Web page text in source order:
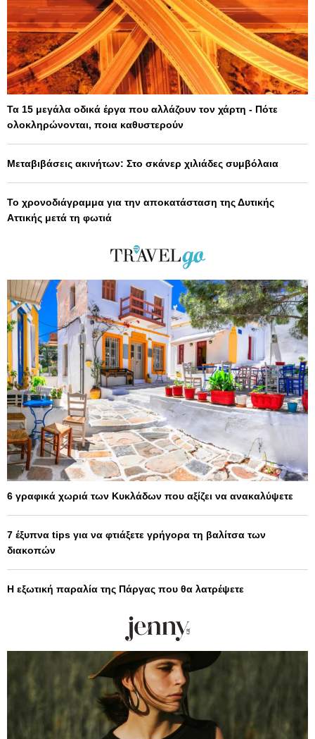
Τα 15 μεγάλα οδικά έργα που αλλάζουν τον χάρτη - Πότε
ολοκληρώνονται, ποια καθυστερούν
Μεταβιβάσεις ακινήτων: Στο σκάνερ χιλιάδες συμβόλαια
Το χρονοδιάγραμμα για την αποκατάσταση της Δυτικής
Αττικής μετά τη φωτιά
6 γραφικά χωριά των Κυκλάδων που αξίζει να ανακαλύψετε
7 έξυπνα tips για να φτιάξετε γρήγορα τη βαλίτσα των
διακοπών
Η εξωτική παραλία της Πάργας που θα λατρέψετε